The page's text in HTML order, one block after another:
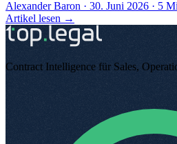
Alexander Baron · 30. Juni 2026 · 5
Artikel lesen →
Contract Intelligence für Sales,